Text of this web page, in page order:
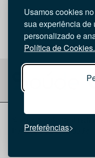
Usamos cookies
sua experiência de
personalizado e
Política de Cookies.
Preferências
Opinião
Política de privacidade